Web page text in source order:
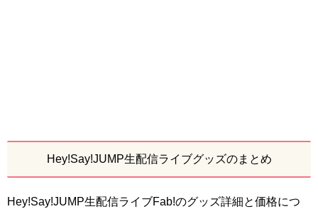
Hey!Say!JUMP生配信ライブグッズのまとめ
Hey!Say!JUMP生配信ライブFab!のグッズ詳細と価格につ